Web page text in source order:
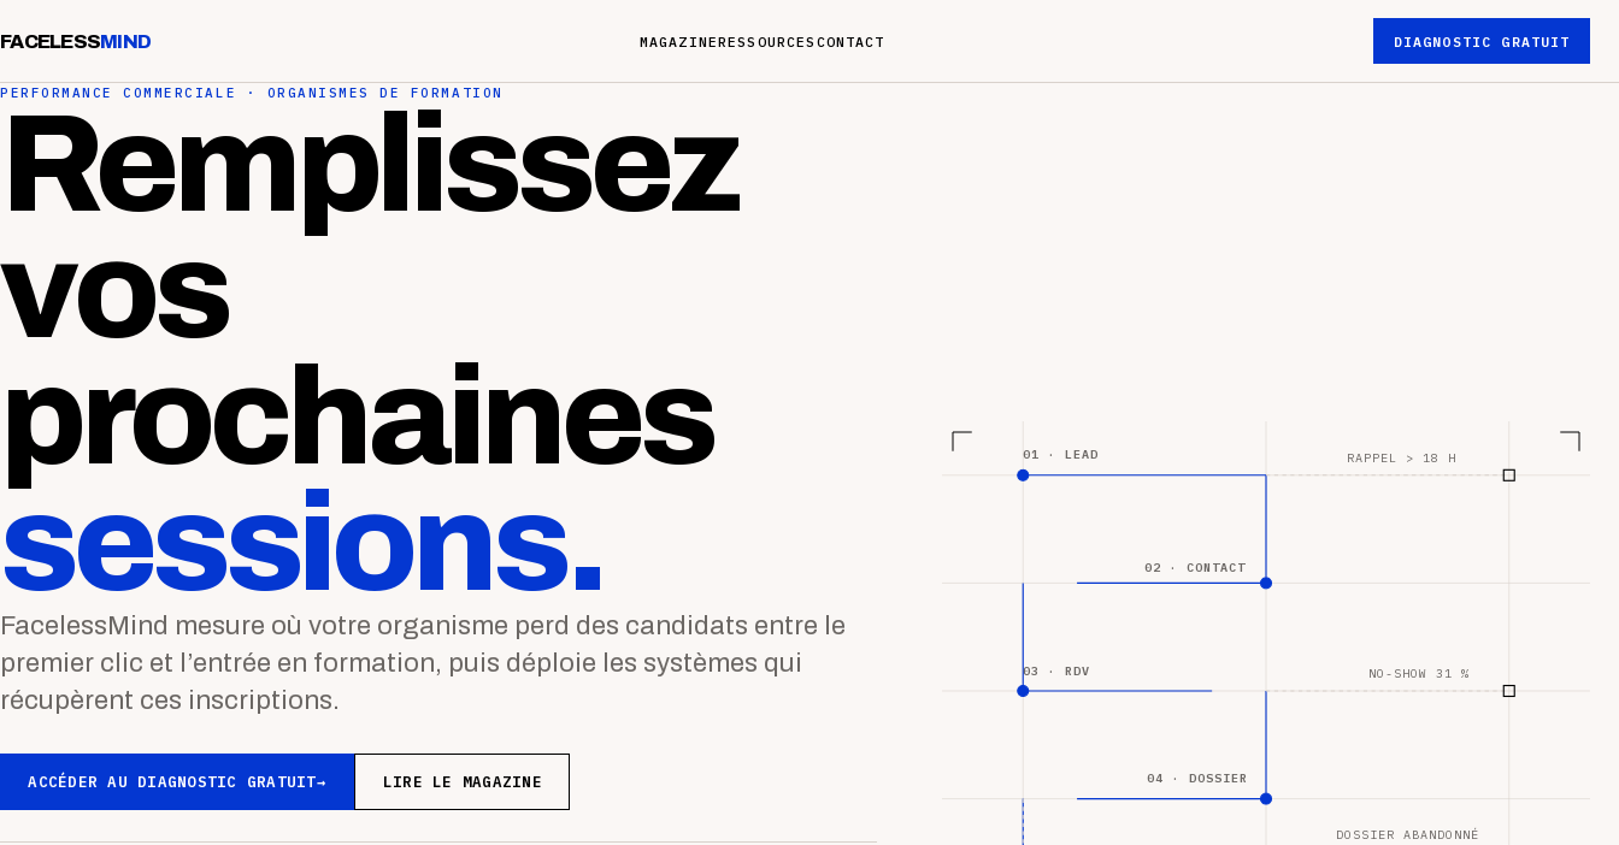
FACELESSMIND MAGAZINERESSOURCES CONTACT DIAGNOSTIC GRATUIT
PERFORMANCE COMMERCIALE · ORGANISMES DE FORMATION
Remplissez
vos
prochaines
sessions.
FacelessMind mesure où votre organisme perd des candidats entre le
premier clic et l’entrée en formation, puis déploie les systèmes qui
récupèrent ces inscriptions.
ACCÉDER AU DIAGNOSTIC GRATUIT→ LIRE LE MAGAZINE
01 · LEAD
02 · CONTACT
03 · RDV
04 · DOSSIER
RAPPEL > 18 H
NO-SHOW 31 %
DOSSIER ABANDONNÉ